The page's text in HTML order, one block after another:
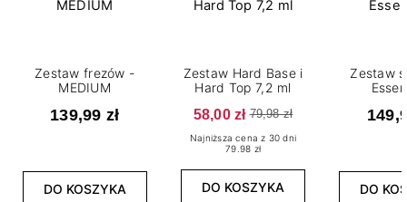
Zestaw frezów -
MEDIUM
139,99 zł
DO KOSZYKA
Zestaw Hard Base i
Hard Top 7,2 ml
58,00 zł 79,98 zł
Najniższa cena z 30 dni
79.98 zł
DO KOSZYKA
Zestaw
DO